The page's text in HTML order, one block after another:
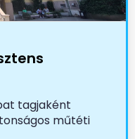
tagjaként
műtéti